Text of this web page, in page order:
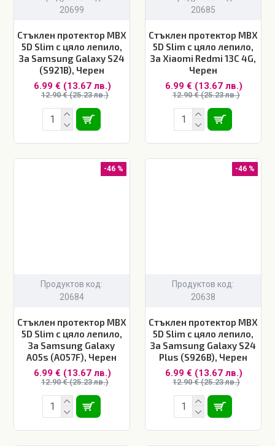
20699
Стъклен протектор MBX
5D Slim с цяло лепило,
За Samsung Galaxy S24
(S921B), Черен
6.99 € (13.67 лв.)
12.90 € (25.23 лв.)
20685
Стъклен протектор MBX
5D Slim с цяло лепило,
За Xiaomi Redmi 13C 4G,
Черен
6.99 € (13.67 лв.)
12.90 € (25.23 лв.)
-46 %
Продуктов код:
20684
Стъклен протектор MBX
5D Slim с цяло лепило,
За Samsung Galaxy
A05s (A057F), Черен
6.99 € (13.67 лв.)
12.90 € (25.23 лв.)
-46 %
Продуктов код:
20638
Стъклен протектор MBX
5D Slim с цяло лепило,
За Samsung Galaxy S24
Plus (S926B), Черен
6.99 € (13.67 лв.)
12.90 € (25.23 лв.)